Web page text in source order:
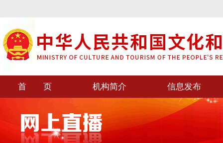
首 页 机构简介 信息发布